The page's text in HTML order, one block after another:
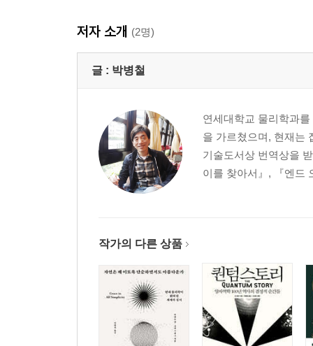
저자 소개 (2명)
글 : 박병철
연세대학교 물리학과
을 가르쳤으며, 현재는
기술도서상 번역상을
이를 찾아서』, 『엔드
작가의 다른 상품